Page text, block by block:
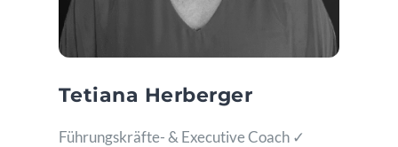
Tetiana Herberger
Führungskräfte- & Executive Coach ✓